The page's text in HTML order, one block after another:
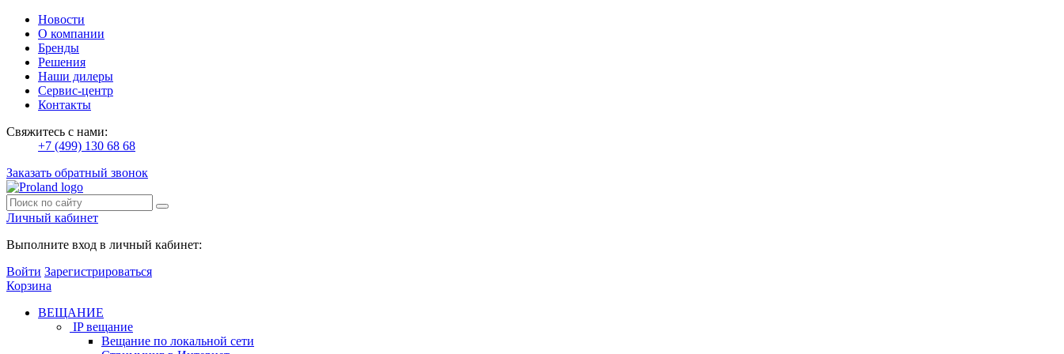
Новости
О компании
Бренды
Решения
Наши дилеры
Сервис-центр
Контакты
Свяжитесь с нами:
+7 (499) 130 68 68
Заказать обратный звонок
Личный кабинет
Выполните вход в личный кабинет:
Войти Зарегистрироваться
Корзина
ВЕЩАНИЕ
IP вещание
Вещание по локальной сети